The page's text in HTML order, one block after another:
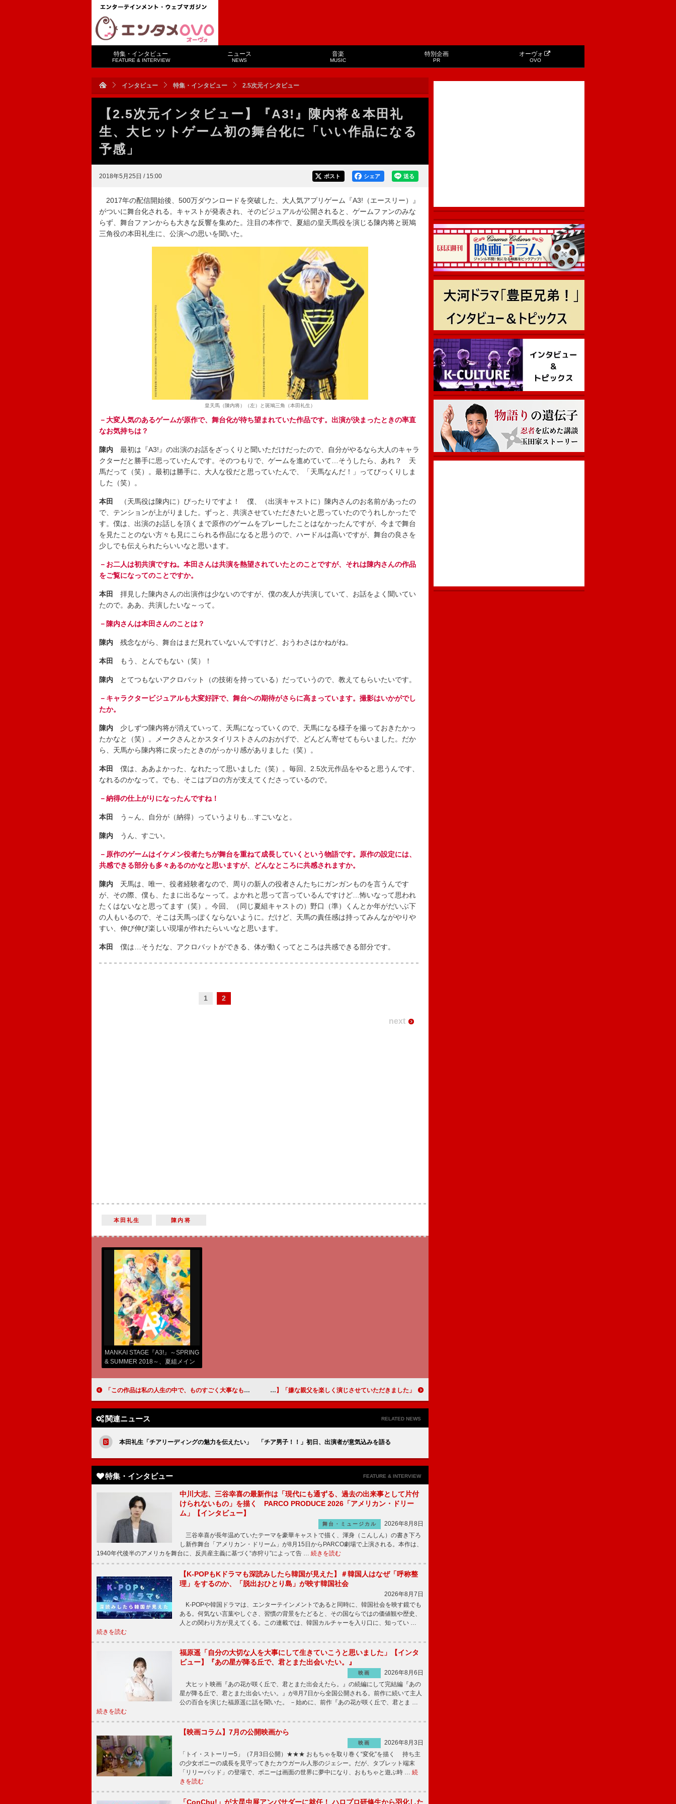
特集・インタビュー
FEATURE & INTERVIEW
ニュース
NEWS
音楽
MUSIC
特別企画
PR
オーヴォ
OVO
インタビュー 特集・インタビュー 2.5次元インタビュー
【2.5次元インタビュー】『A3!』陳内将＆本田礼
生、大ヒットゲーム初の舞台化に「いい作品になる
予感」
2018年5月25日 / 15:00 送る
シェア
ポスト
2017年の配信開始後、500万ダウンロードを突破した、大人気アプリゲーム『A3!（エースリー）』
がついに舞台化される。キャストが発表され、そのビジュアルが公開されると、ゲームファンのみな
らず、舞台ファンからも大きな反響を集めた。注目の本作で、夏組の皇天馬役を演じる陳内将と斑鳩
三角役の本田礼生に、公演への思いを聞いた。
皇天馬（陳内将）（左）と斑鳩三角（本田礼生）
－大変人気のあるゲームが原作で、舞台化が待ち望まれていた作品です。出演が決まったときの率直
なお気持ちは？
陳内 最初は『A3!』の出演のお話をざっくりと聞いただけだったので、自分がやるなら大人のキャラ
クターだと勝手に思っていたんです。そのつもりで、ゲームを進めていて…そうしたら、あれ？ 天
馬だって（笑）。最初は勝手に、大人な役だと思っていたんで、「天馬なんだ！」ってびっくりしま
した（笑）。
本田
（天馬役は陳内に）ぴったりですよ！ 僕、（出演キャストに）陳内さんのお名前があったの
で、テンションが上がりました。ずっと、共演させていただきたいと思っていたのでうれしかったで
す。僕は、出演のお話しを頂くまで原作のゲームをプレーしたことはなかったんですが、今まで舞台
を見たことのない方々も見にこられる作品になると思うので、ハードルは高いですが、舞台の良さを
少しでも伝えられたらいいなと思います。
－お二人は初共演ですね。本田さんは共演を熱望されていたとのことですが、それは陳内さんの作品
をご覧になってのことですか。
本田
拝見した陳内さんの出演作は少ないのですが、僕の友人が共演していて、お話をよく聞いてい
たので。ああ、共演したいな～って。
－陳内さんは本田さんのことは？
陳内 残念ながら、舞台はまだ見れていないんですけど、おうわさはかねがね。
本田 もう、とんでもない（笑）！
陳内 とてつもないアクロバット（の技術を持っている）だっていうので、教えてもらいたいです。
－キャラクタービジュアルも大変好評で、舞台への期待がさらに高まっています。撮影はいかがでし
たか。
陳内 少しずつ陳内将が消えていって、天馬になっていくので、天馬になる様子を撮っておきたかっ
たかなと（笑）。メークさんとかスタイリストさんのおかげで、どんどん寄せてもらいました。だか
ら、天馬から陳内将に戻ったときのがっかり感がありました（笑）。
本田
僕は、ああよかった、なれたって思いました（笑）。毎回、2.5次元作品をやると思うんです、
なれるのかなって。でも、そこはプロの方が支えてくださっているので。
－納得の仕上がりになったんですね！
本田 う～ん、自分が（納得）っていうよりも…すごいなと。
陳内 うん、すごい。
－原作のゲームはイケメン役者たちが舞台を重ねて成長していくという物語です。原作の設定には、
共感できる部分も多々あるのかなと思いますが、どんなところに共感されますか。
陳内 天馬は、唯一、役者経験者なので、周りの新人の役者さんたちにガンガンものを言うんです
が、その際、僕も、たまに出るな～って。よかれと思って言っているんですけど…怖いなって思われ
たくはないなと思ってます（笑）。今回、（同じ夏組キャストの）野口（準）くんとか年がだいぶ下
の人もいるので、そこは天馬っぽくならないように。だけど、天馬の責任感は持ってみんながやりや
すい、伸び伸び楽しい現場が作れたらいいなと思います。
本田 僕は…そうだな、アクロバットができる、体が動くってところは共感できる部分です。
1 2
next
本田礼生 陳内将
MANKAI STAGE『A3!』～SPRING
& SUMMER 2018～、夏組メイン
「この作品は私の人生の中で、ものすごく大事なものになりました」二階堂ふみ（愛加那）【「西郷どん」インタビュー】 「嫌な親父を楽しく演じさせていただきました」鹿賀丈史（島津斉興）【「西郷どん」インタビュー】
関連ニュース RELATED NEWS
本田礼生「チアリーディングの魅力を伝えたい」 「チア男子！！」初日、出演者が意気込みを語る
特集・インタビュー FEATURE & INTERVIEW
中川大志、三谷幸喜の最新作は「現代にも通ずる、過去の出来事として片付
けられないもの」を描く PARCO PRODUCE 2026「アメリカン・ドリー
ム」【インタビュー】
舞台・ミュージカル
2026年8月8日
三谷幸喜が長年温めていたテーマを豪華キャストで描く、渾身（こんしん）の書き下ろ
し新作舞台「アメリカン・ドリーム」が8月15日からPARCO劇場で上演される。本作は、
1940年代後半のアメリカを舞台に、反共産主義に基づく“赤狩り”によって告 … 続きを読む
【K-POPもKドラマも深読みしたら韓国が見えた】＃韓国人はなぜ「呼称整
理」をするのか、「脱出おひとり島」が映す韓国社会
2026年8月7日
K-POPや韓国ドラマは、エンターテインメントであると同時に、韓国社会を映す鏡でも
ある。何気ない言葉やしぐさ、習慣の背景をたどると、その国ならではの価値観や歴史、
人との関わり方が見えてくる。この連載では、韓国カルチャーを入り口に、知ってい …
続きを読む
福原遥「自分の大切な人を大事にして生きていこうと思いました」【インタ
ビュー】『あの星が降る丘で、君とまた出会いたい。』
映画
2026年8月6日
大ヒット映画『あの花が咲く丘で、君とまた出会えたら。』の続編にして完結編『あの
星が降る丘で、君とまた出会いたい。』が8月7日から全国公開される。前作に続いて主人
公の百合を演じた福原遥に話を聞いた。 －始めに、前作『あの花が咲く丘で、君とま …
続きを読む
【映画コラム】7月の公開映画から
映画
2026年8月3日
「トイ・ストーリー5」（7月3日公開）★★★ おもちゃを取り巻く“変化”を描く 持ち主
の少女ボニーの成長を見守ってきたカウガール人形のジェシー。だが、タブレット端末
「リリーパッド」の登場で、ボニーは画面の世界に夢中になり、おもちゃと遊ぶ時 … 続
きを読む
「ConChu!」が大昆虫展アンバサダーに就任！ ハロプロ研修生から羽化した